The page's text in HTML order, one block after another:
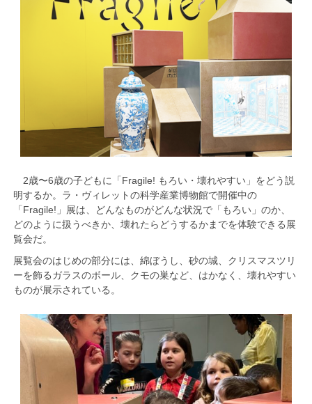
2歳〜6歳の子どもに「Fragile! もろい・壊れやすい」をどう説
明するか。ラ・ヴィレットの科学産業博物館で開催中の
「Fragile!」展は、どんなものがどんな状況で「もろい」のか、
どのように扱うべきか、壊れたらどうするかまでを体験できる展
覧会だ。
展覧会のはじめの部分には、綿ぼうし、砂の城、クリスマスツリ
ーを飾るガラスのボール、クモの巣など、はかなく、壊れやすい
ものが展示されている。